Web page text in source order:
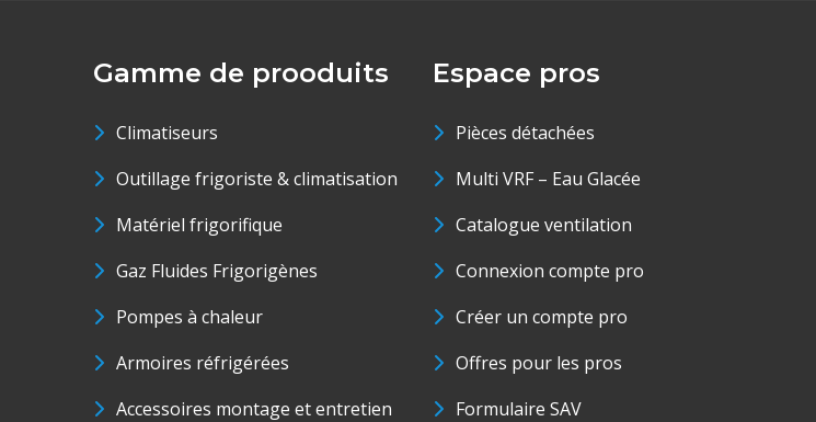
Gamme de prooduits
Climatiseurs
Outillage frigoriste & climatisation
Matériel frigorifique
Gaz Fluides Frigorigènes
Pompes à chaleur
Armoires réfrigérées
Accessoires montage et entretien
Espace pros
Pièces détachées
Multi VRF – Eau Glacée
Catalogue ventilation
Connexion compte pro
Créer un compte pro
Offres pour les pros
Formulaire SAV